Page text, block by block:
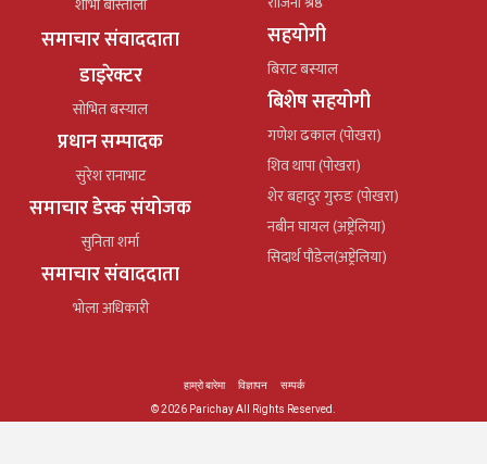
समाचार संवाददाता
डाइरेक्टर
सोभित बस्याल
प्रधान सम्पादक
सुरेश रानाभाट
समाचार डेस्क संयोजक
सुनिता शर्मा
समाचार संवाददाता
भोला अधिकारी
सहयोगी
बिराट बस्याल
बिशेष सहयोगी
गणेश ढकाल (पोखरा)
शिव थापा (पोखरा)
शेर बहादुर गुरुङ (पोखरा)
नबीन घायल (अष्ट्रेलिया)
सिदार्थ पौडेल(अष्ट्रेलिया)
हाम्रो बारेमा विज्ञापन
सम्पर्क
© 2026 Parichay All Rights Reserved.